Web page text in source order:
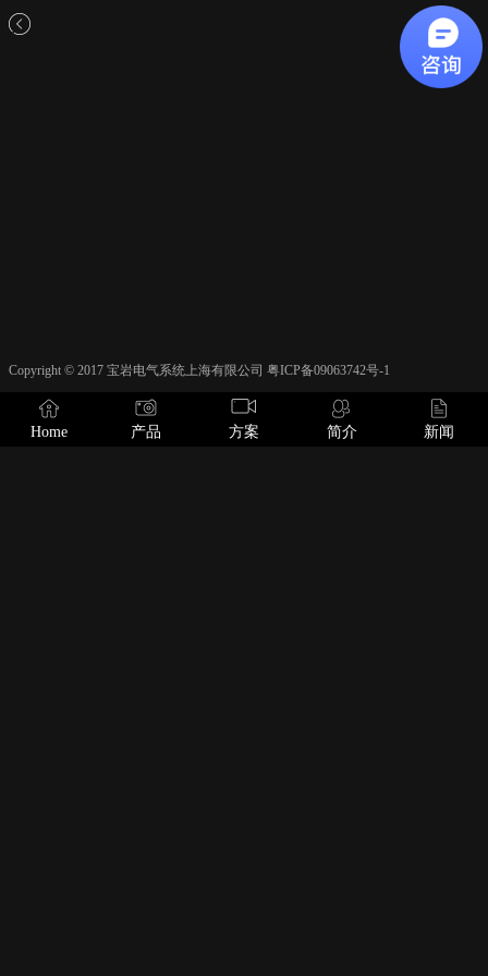
Copyright © 2017 宝岩电气系统上海有限公司 粤ICP备09063742号-1
Home 产品 方案 简介 新闻